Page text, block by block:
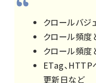
クロールバジ
クロール頻度
クロール頻
ETag、
更新日など